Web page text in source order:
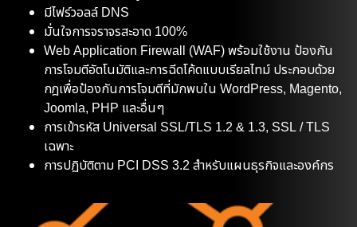
มีไฟร์วอลล์ DNS
มั่นใจการจราจรสะอาด 100%
Web Application Firewall (WAF) พร้อมใช้งาน ป้องกัน
การโจมตีอัตโนมัติและการฉีดโค้ดแบบเรียลไทม์ ประกอบด้วย
กฎเพื่อป้องกันการโจมตีที่มักพบใน WordPress, Magento,
Joomla, PHP และอื่นๆ
การเข้ารหัส Universal SSL/TLS 1.2 & 1.3, SSL / TLS
เฉพาะ
การปฏิบัติตาม PCI DSS 3.2 สำหรับแผนธุรกิจและองค์กร